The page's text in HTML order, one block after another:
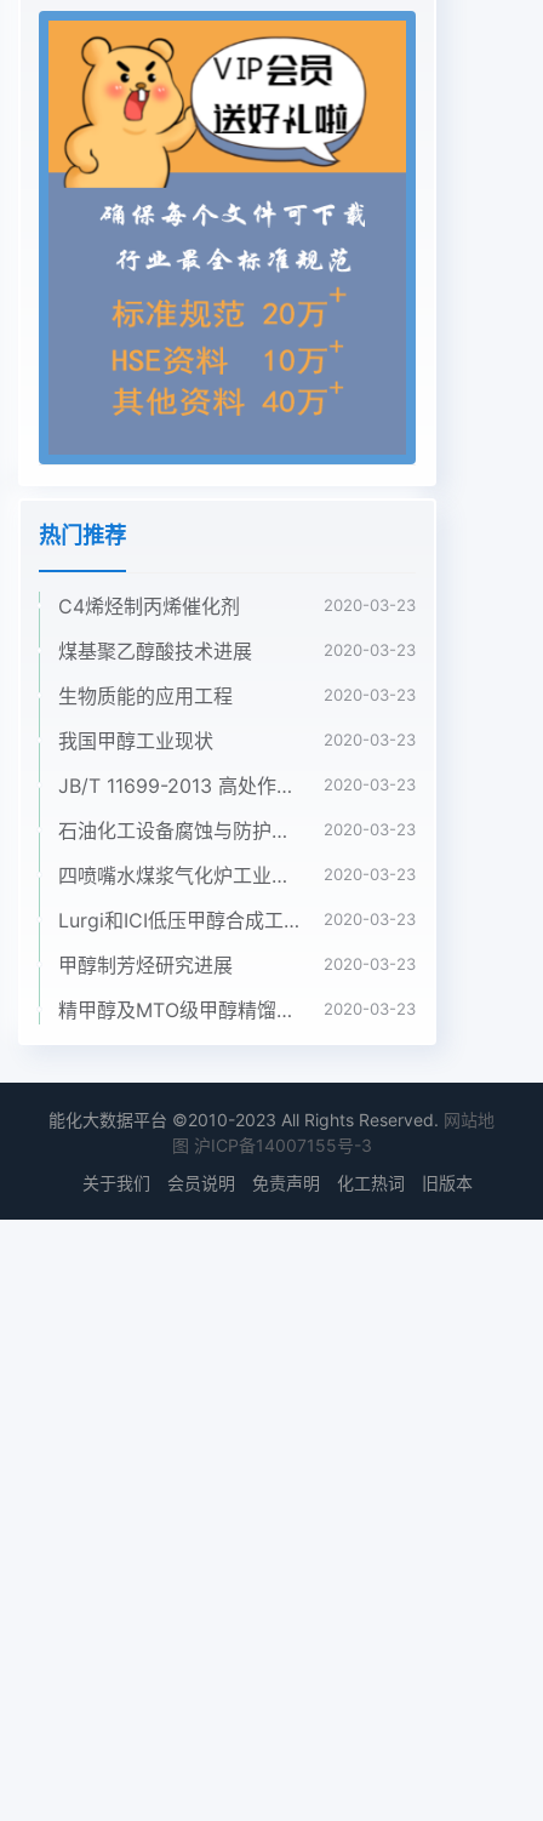
利用成为蓄滞洪区。蓄滞洪区在历《中华人民共和国
防洪法》第三十三条规定次防洪调度中对保障广大地
区的安全和国民经济“在洪泛区、蓄滞洪区内建设非
防洪建设项目,建设发挥了十分重要的作用。为了合
理和有效地应当就洪水对建设项目可能产生的影响和
建设运用蓄滞洪区,使区内居民的生活和经济活动适
项目对防洪可能产生的影响作出评价”。应防洪要求,
并得到安全保障,各级人民政府应蓄滞洪区主要是指
河堤外洪水临时贮存的低对薔滞洪区的安全与建设进
行必要的指导与帮洼地区及湖泊等。其中多数历史上
就是江河洪水助,并制定分蓄洪区调度运用的有关程
序。《蓄著收稿日期:2005-09-16作者简介:刘德平
(1966-),男,湖北仙桃人,髙级工程师,主要从事工程水
文气象研究,曾发表论文10余篇,专著1本电力測设计
2005年12月猬期41分蓄洪区架空送电线路工程水文
(国发[1988]74分蓄洪区。号批转)对此问题做出了明
确规定通航净空高度影响线路杆塔高度。分蓄洪在大
抢险船只在高压线路下安全全泄量有限,因此在河流
两岸规划了相应的分通过。抢险船只的大小(吨位),以
洪区。上配备的抢险工具(如竹竿)等的长短是确定随
着国民经济的发展,国家电网建设的步伐加通航净空
高度的依据,通航净空高度可根据这快,越来越多的电
力线路必需经过分蓄洪区,些因素按照《内河通航标
准》中的有关规定选为保障防汛调度的正常进行和分
蓄洪区内电网定,同时通航净空高度的确定也应征求
汛主管部门的意见。一般情况下,分蓄洪区通设计阶
段论证二者的关系,科学合理地提出线航净空高度不
处的流速、局部冲刷计算本文结合潜江一咸宁Ⅰ、Ⅱ回
于线路工程跨越洪湖分蓄洪区东分块所做的水文分洪
水流造成塔位周围的局部冲刷。由于分蓄分析工作对
分蓄洪区架空送电线路工程水文分洪区面积一般较
大,水流从分蓄洪口门飞流而析的内容与方法进行介
热门推荐
C4烯烃制丙烯催化剂 2020-03-23
煤基聚乙醇酸技术进展 2020-03-23
生物质能的应用工程 2020-03-23
我国甲醇工业现状 2020-03-23
JB/T 11699-2013 高处作业吊篮安装、拆卸、使用技术规程 2020-03-23
石油化工设备腐蚀与防护参考书十本免费下载，绝版珍藏 2020-03-23
四喷嘴水煤浆气化炉工业应用情况简介 2020-03-23
Lurgi和ICI低压甲醇合成工艺比较 2020-03-23
甲醇制芳烃研究进展 2020-03-23
精甲醇及MTO级甲醇精馏工艺技术进展 2020-03-23
能化大数据平台 ©2010-2023 All Rights Reserved. 网站地
图 沪ICP备14007155号-3
关于我们
会员说明 免责声明 化工热词 旧版本